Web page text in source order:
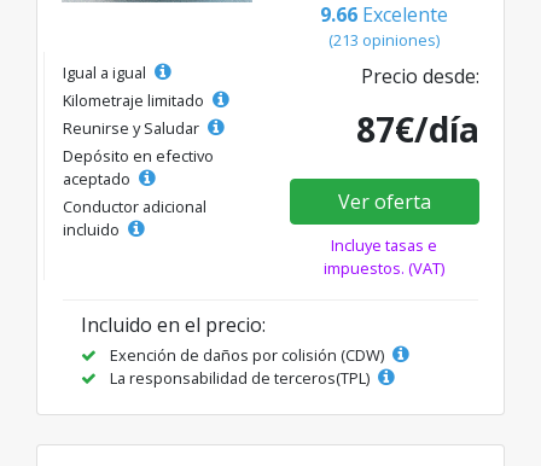
9.66 Excelente
(213 opiniones)
Igual a igual
Kilometraje limitado
Reunirse y Saludar
Depósito en efectivo
aceptado
Conductor adicional
incluido
Precio desde:
87€/día
Ver oferta
Incluye tasas e
impuestos. (VAT)
Incluido en el precio:
Exención de daños por colisión (CDW)
La responsabilidad de terceros(TPL)